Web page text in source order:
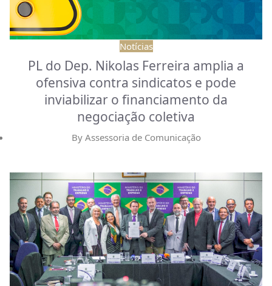
Notícias
PL do Dep. Nikolas Ferreira amplia a
ofensiva contra sindicatos e pode
inviabilizar o financiamento da
negociação coletiva
By Assessoria de Comunicação